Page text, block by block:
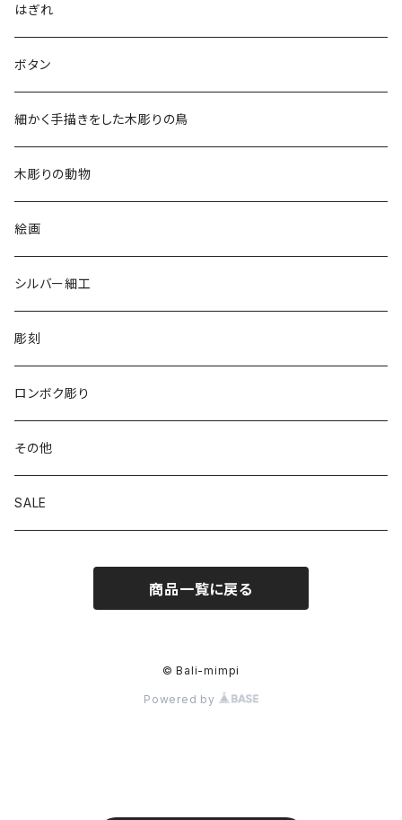
アロハシャツ
2018
2019
ドレスシャツ
チュニック
リバーシブル 帽子
リバーシブル エコバッグ
はぎれ
ボタン
細かく手描きをした木彫りの鳥
木彫りの動物
絵画
シルバー細工
彫刻
ロンボク彫り
その他
SALE
商品一覧に戻る
© Bali-mimpi
Powered by